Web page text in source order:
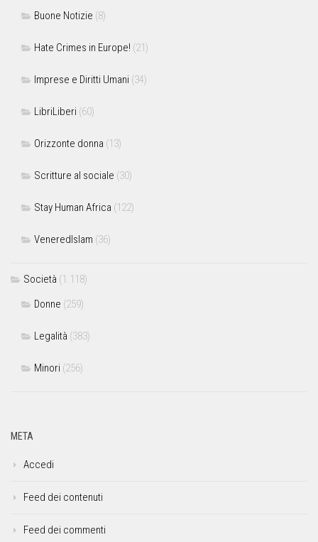
Buone Notizie (8)
Hate Crimes in Europe! (21)
Imprese e Diritti Umani (34)
LibriLiberi (60)
Orizzonte donna (13)
Scritture al sociale (30)
Stay Human Africa (122)
VeneredIslam (36)
Società (1.118)
Donne (259)
Legalità (383)
Minori (256)
META
Accedi
Feed dei contenuti
Feed dei commenti